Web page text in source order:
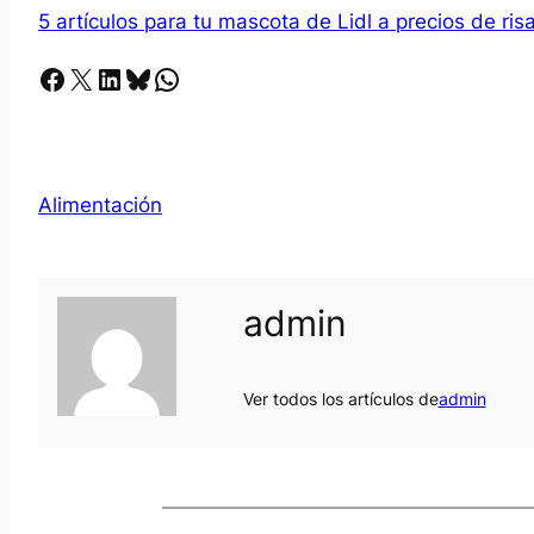
5 artículos para tu mascota de Lidl a precios de
Facebook X LinkedIn Bluesky Whatsapp
Alimentación
admin
Ver todos los artículos deadmin